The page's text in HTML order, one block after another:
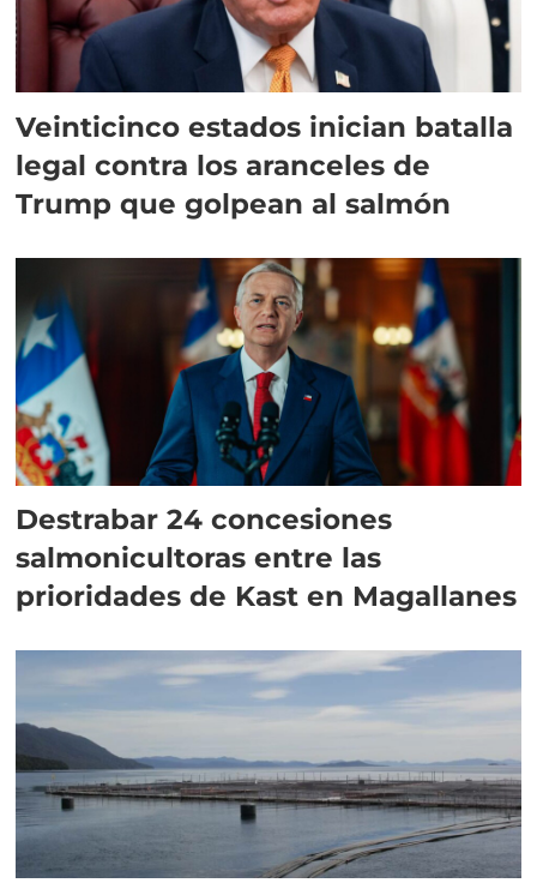
Veinticinco estados inician batalla
legal contra los aranceles de
Trump que golpean al salmón
Destrabar 24 concesiones
salmonicultoras entre las
prioridades de Kast en Magallanes